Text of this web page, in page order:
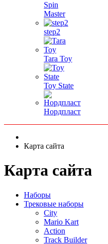
Spin
Master
step2
Tara Toy
Toy State
Нордпласт
Карта сайта
Карта сайта
Наборы
Трековые наборы
City
Mario Kart
Action
Track Builder